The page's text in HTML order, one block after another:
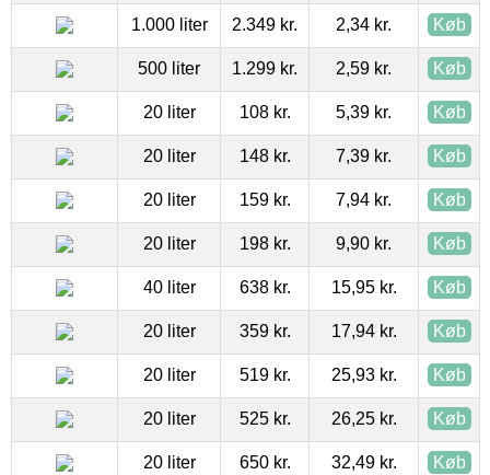
1.000 liter 2.349 kr. 2,34 kr. Køb
500 liter 1.299 kr. 2,59 kr. Køb
20 liter 108 kr. 5,39 kr. Køb
20 liter 148 kr. 7,39 kr. Køb
20 liter 159 kr. 7,94 kr. Køb
20 liter 198 kr. 9,90 kr. Køb
40 liter 638 kr. 15,95 kr. Køb
20 liter 359 kr. 17,94 kr. Køb
20 liter 519 kr. 25,93 kr. Køb
20 liter 525 kr. 26,25 kr. Køb
20 liter 650 kr. 32,49 kr. Køb